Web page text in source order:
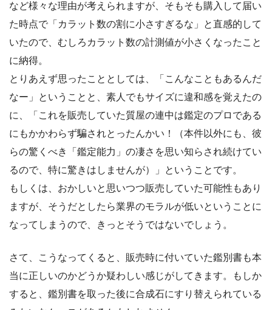
など様々な理由が考えられますが、そもそも購入して届い
た時点で「カラット数の割に小さすぎるな」と直感的して
いたので、むしろカラット数の計測値が小さくなったこと
に納得。
とりあえず思ったこととしては、「こんなこともあるんだ
なー」ということと、素人でもサイズに違和感を覚えたの
に、「これを販売していた質屋の連中は鑑定のプロである
にもかかわらず騙されとったんかい！（本件以外にも、彼
らの驚くべき「鑑定能力」の凄さを思い知らされ続けてい
るので、特に驚きはしませんが）」ということです。
もしくは、おかしいと思いつつ販売していた可能性もあり
ますが、そうだとしたら業界のモラルが低いということに
なってしまうので、きっとそうではないでしょう。
さて、こうなってくると、販売時に付いていた鑑別書も本
当に正しいのかどうか疑わしい感じがしてきます。もしか
すると、鑑別書を取った後に合成石にすり替えられている